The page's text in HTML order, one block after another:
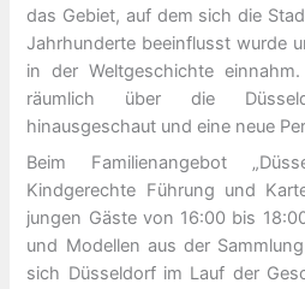
das Gebiet, auf dem sich die
Jahrhunderte beeinflusst wurde
in der Weltgeschichte
räumlich über die
hinausgeschaut und eine neue
Beim Familienangebot
Kindgerechte Führung und
jungen Gäste von 16:00 bis
und Modellen aus der
sich Düsseldorf im Lauf der